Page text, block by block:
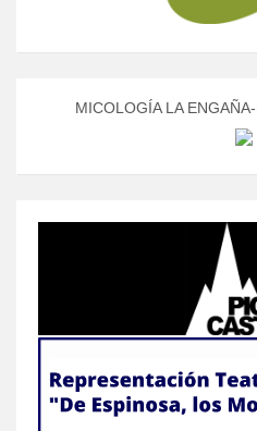
MICOLOGÍA LA